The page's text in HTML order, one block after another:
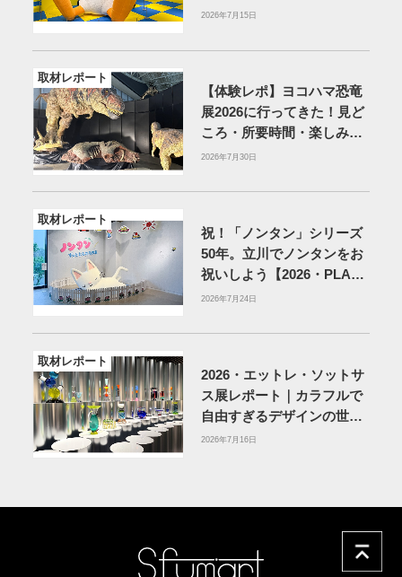
2026年7月15日
取材レポート
【体験レポ】ヨコハマ恐竜
展2026に行ってきた！見ど
ころ・所要時間・楽しみ方
を紹介
2026年7月30日
取材レポート
祝！「ノンタン」シリーズ
50年。立川でノンタンをお
祝いしよう【2026・PLAY!
MUSEUM】
2026年7月24日
取材レポート
2026・エットレ・ソットサ
ス展レポート｜カラフルで
自由すぎるデザインの世界
を体験
2026年7月16日